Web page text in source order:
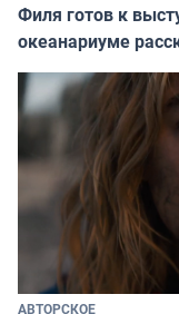
Филя готов к
океанариуме
АВТОРСКОЕ